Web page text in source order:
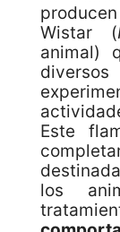
Wistar (
animal)
Este
los